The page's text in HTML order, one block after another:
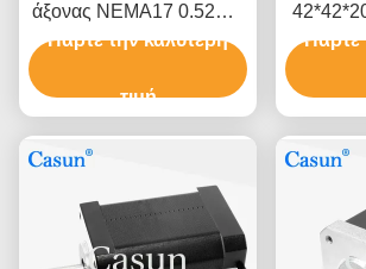
άξονας NEMA17 0.52Nm
μηχανών XYZ φάσης
Πάρτε την καλύτερη
τιμή
σώμα
Πάρτε